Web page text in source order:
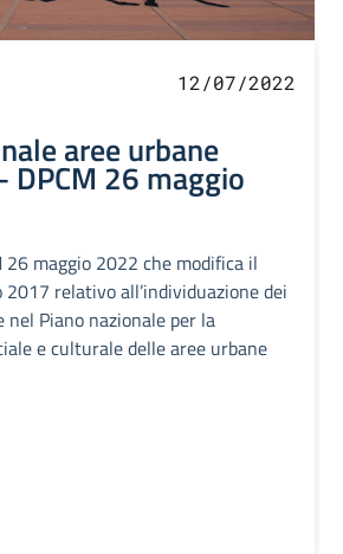
12/07/2022
aree urbane
DPCM 26 maggio
26 maggio 2022 che modifica il
2017 relativo all’individuazione dei
Piano nazionale per la
e culturale delle aree urbane